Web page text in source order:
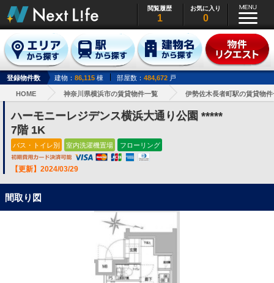
閲覧履歴
1
お気に入り
0
登録物件数 建物： 86,115 棟 部屋数： 484,672 戸
HOME 神奈川県横浜市の賃貸物件一覧 伊勢佐木長者町駅の賃貸物件
ハーモニーレジデンス横浜大通り公園 *****
7階 1K
バス・トイレ別 室内洗濯機置場 フローリング
【更新】2024/03/29
間取り図